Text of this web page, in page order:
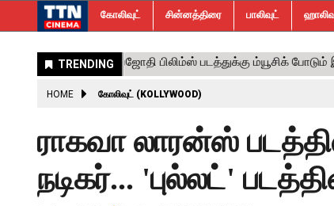
கோலிவுட் சின்னத்திரை பாலிவுட்
HOME கோலிவுட் (KOLLYWOOD)
ராகவா லாரன்ஸ்
நடிகர்... 'புல்லட்'